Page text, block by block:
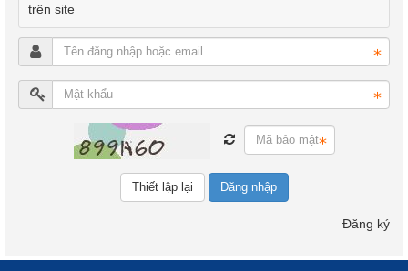
trên site
Đăng nhập
Đăng ký